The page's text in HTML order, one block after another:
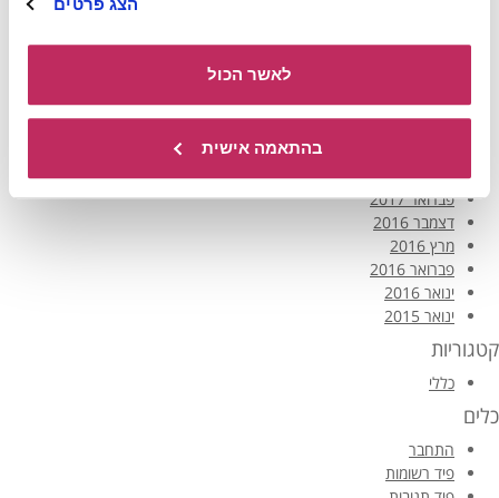
לאשר הכול
בהתאמה אישית
אוגוסט 2017
מרץ 2017
פברואר 2017
דצמבר 2016
מרץ 2016
פברואר 2016
ינואר 2016
ינואר 2015
קטגוריות
כללי
כלים
התחבר
פיד רשומות